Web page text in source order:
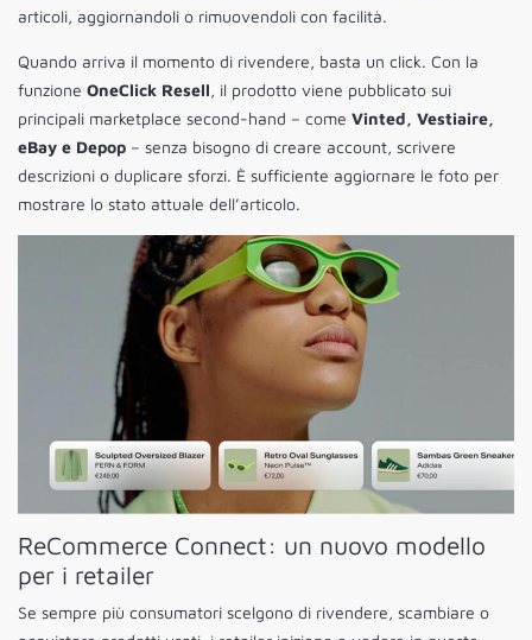
articoli, aggiornandoli o rimuovendoli con facilità.
Quando arriva il momento di rivendere, basta un click. Con la
funzione OneClick Resell, il prodotto viene pubblicato sui
principali marketplace second-hand – come Vinted, Vestiaire,
eBay e Depop – senza bisogno di creare account, scrivere
descrizioni o duplicare sforzi. È sufficiente aggiornare le foto per
mostrare lo stato attuale dell’articolo.
ReCommerce Connect: un nuovo modello
per i retailer
Se sempre più consumatori scelgono di rivendere, scambiare o